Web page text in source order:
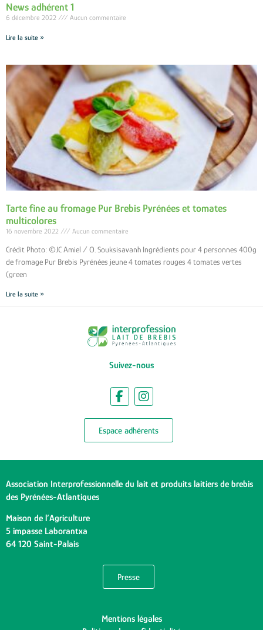
News adhérent 1
6 décembre 2022 Aucun commentaire
Lire la suite »
Tarte fine au fromage Pur Brebis Pyrénées et tomates
multicolores
16 novembre 2022 Aucun commentaire
Crédit Photo: ©JC Amiel / O. Souksisavanh Ingrédients pour 4 personnes 400g
de fromage Pur Brebis Pyrénées jeune 4 tomates rouges 4 tomates vertes
(green
Lire la suite »
Suivez-nous
Espace adhérents
Association Interprofessionnelle du lait et produits laitiers de brebis
des Pyrénées-Atlantiques
Maison de l’Agriculture
5 impasse Laborantxa
64 120 Saint-Palais
Presse
Mentions légales